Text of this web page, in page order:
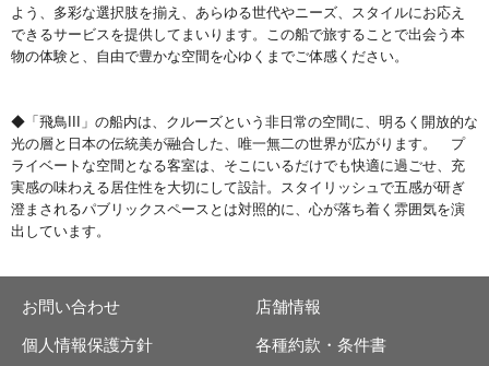
よう、多彩な選択肢を揃え、あらゆる世代やニーズ、スタイルにお応え
できるサービスを提供してまいります。この船で旅することで出会う本
物の体験と、自由で豊かな空間を心ゆくまでご体感ください。
◆「飛鳥III」の船内は、クルーズという非日常の空間に、明るく開放的な
光の層と日本の伝統美が融合した、唯一無二の世界が広がります。 プ
ライベートな空間となる客室は、そこにいるだけでも快適に過ごせ、充
実感の味わえる居住性を大切にして設計。スタイリッシュで五感が研ぎ
澄まされるパブリックスペースとは対照的に、心が落ち着く雰囲気を演
出しています。
お問い合わせ 店舗情報
個人情報保護方針 各種約款・条件書